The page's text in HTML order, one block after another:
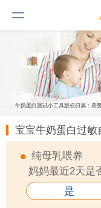
牛奶蛋白测试小工具版权归属：美
宝宝牛奶蛋白过敏
纯母乳喂养
妈妈最近2天是
是